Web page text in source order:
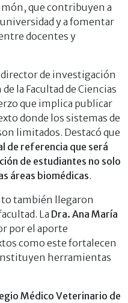
que contribuyen a
y a fomentar
docentes y
director de investigación
la Facultad de Ciencias
que implica publicar
donde los sistemas de
limitados. Destacó que
de referencia que será
de estudiantes no solo
áreas biomédicas.
también llegaron
La Dra. Ana María
por el aporte
como este fortalecen
herramientas
Médico Veterinario de